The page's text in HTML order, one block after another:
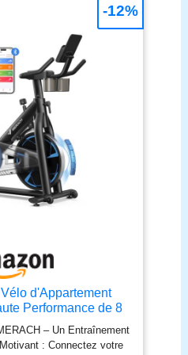
est équipé d’un volant
acier allié extra-épais (plus
structure extrêmement
fluide. Même les
160 kg peuvent l’utiliser
vélo d’exercice est
sécurité anti-chute avant
qualité et une fiabilité
𝐌𝐔𝐋𝐓𝐈𝐅𝐎𝐍𝐂𝐓𝐈𝐎𝐍𝐒 &
Le vélo
dispose d’un écran LCD
avec précision le
son porte-bouteille vous
vos cours vidéo tout en
pour une expérience
la fois confortable et
𝐋𝐄𝐒 𝐃É𝐁𝐔𝐓𝐀𝐍𝐓𝐒
Ce vélo
d'Appartement
Performance de 8
Silencieuse,
Selle Ergonomique
– Un Entraînement
: Connectez votre
-12%